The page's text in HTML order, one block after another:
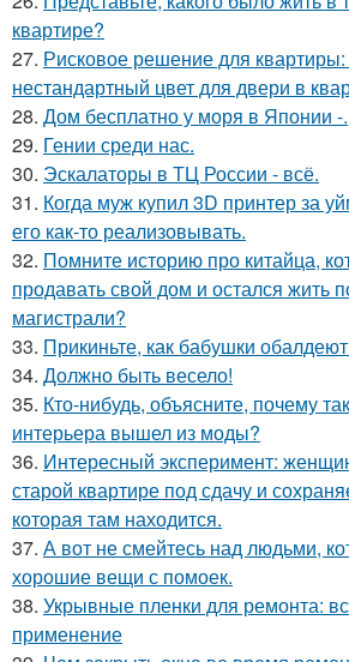
квартире?
27. Рисковое решение для
нестандартный цвет для двери в
28. Дом бесплатно у моря в Японии -.
29. Гении среди нас.
30. Эскалаторы в ТЦ России - всё.
31. Когда муж купил 3D принтер за
его как-то реализовывать.
32. Помните историю про китайца,
продавать свой дом и остался жить
магистрали?
33. Прикиньте, как бабушки
34. Должно быть весело!
35. Кто-нибудь, объясните, почему
интерьера вышел из моды?
36. Интересный эксперимент:
старой квартире под сдачу и
которая там находится.
37. А вот не смейтесь над людьми,
хорошие вещи с помоек.
38. Укрывные пленки для ремонта:
применение